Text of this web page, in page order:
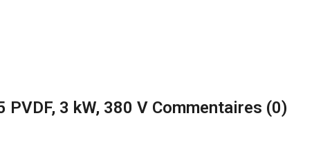
3 kW, 380 V Commentaires (0)